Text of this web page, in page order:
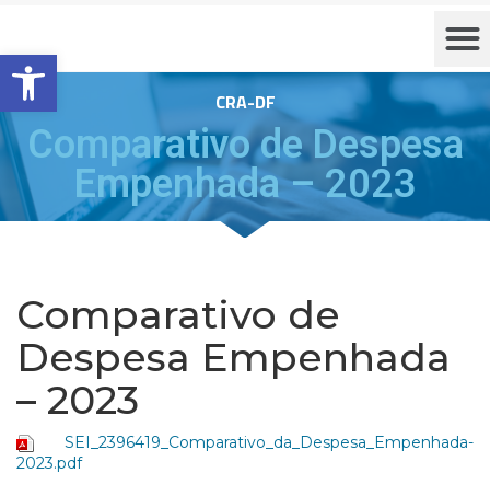
Barra de Ferramentas Aberta
CRA-DF
Comparativo de Despesa
Empenhada – 2023
Comparativo de
Despesa Empenhada
– 2023
SEI_2396419_Comparativo_da_Despesa_Empenhada-
2023.pdf